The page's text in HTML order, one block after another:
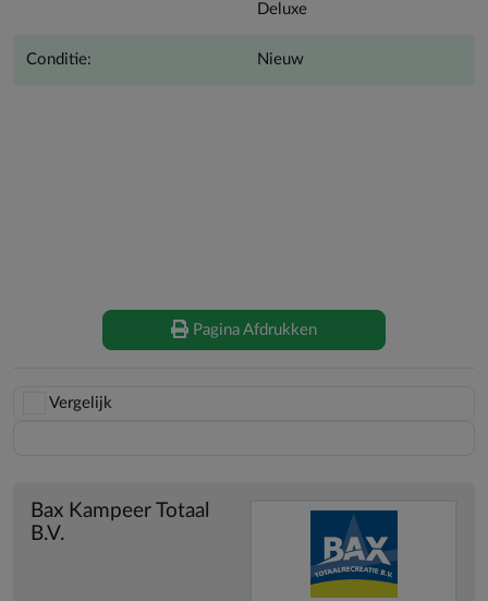
Deluxe
Conditie: Nieuw
Pagina Afdrukken
Vergelijk
Bax Kampeer Totaal
B.V.